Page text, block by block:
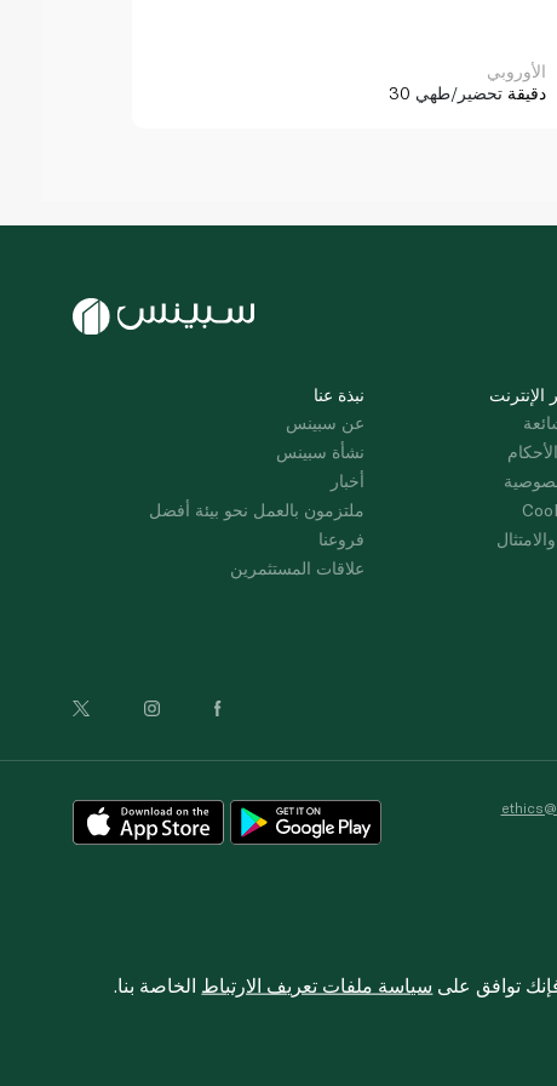
الأوروبي
30 دقيقة تحضير/طهي
نبذة عنا
عن سبينس
نشأة سبينس
أخبار
ملتزمون بالعمل نحو بيئة أفضل
فروعنا
علاقات المستثمرين
الإنترنت
توافق على سياسة ملفات تعريف الارتباط الخاصة بنا.